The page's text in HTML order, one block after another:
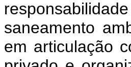
saneamento
em articulação